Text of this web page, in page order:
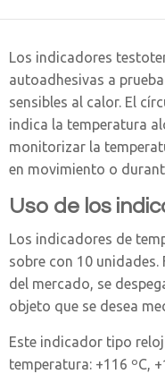
Los indicadores
autoadhesivas a
sensibles al calor. El
indica la temperatura
monitorizar la
en movimiento o
Uso de los
Los indicadores de
sobre con 10
del mercado, se
objeto que se desea
Este indicador tipo
temperatura: +116 ºC,